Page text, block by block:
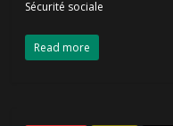
Sécurité sociale
Read more